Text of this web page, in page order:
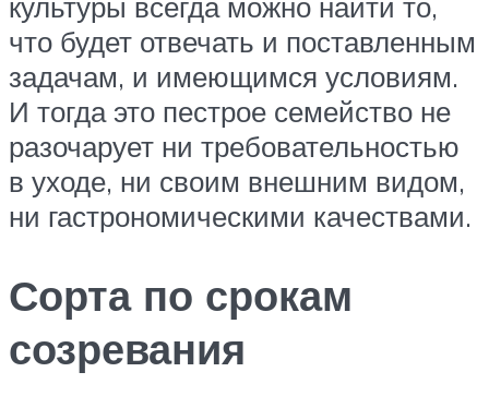
что будет отвечать и поставленным
задачам, и имеющимся условиям.
И тогда это пестрое семейство не
разочарует ни требовательностью
в уходе, ни своим внешним видом,
ни гастрономическими качествами.
Сорта по срокам
созревания